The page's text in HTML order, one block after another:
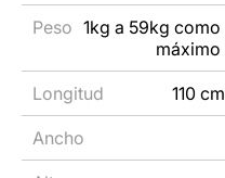
1kg a 59kg como
máximo
110 cm